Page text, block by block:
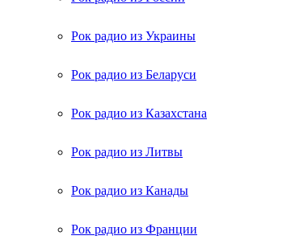
Рок радио из Украины
Рок радио из Беларуси
Рок радио из Казахстана
Рок радио из Литвы
Рок радио из Канады
Рок радио из Франции